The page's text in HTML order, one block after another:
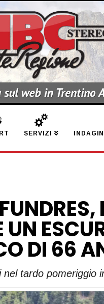
SERVIZI
UN
DI 66
nel tardo pomeriggio